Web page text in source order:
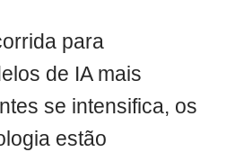
para
de IA mais
se intensifica, os
estão